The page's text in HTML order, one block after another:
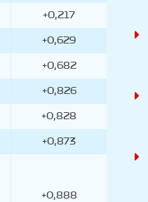
+0,217
+0,629
+0,682
+0,826
+0,828
+0,873
+0,888